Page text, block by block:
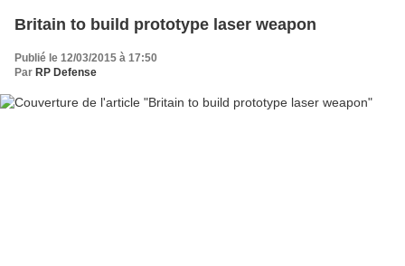
Britain to build prototype laser weapon
Publié le 12/03/2015 à 17:50
Par RP Defense